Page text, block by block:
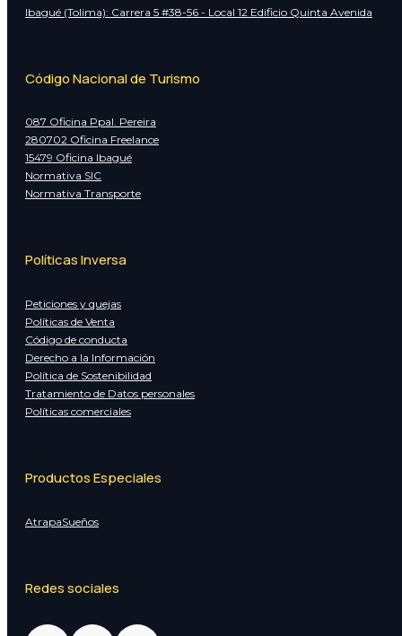
Ibagué (Tolima): Carrera 5 #38-56 - Local 12 Edificio Quinta Avenida
Código Nacional de Turismo
087 Oficina Ppal. Pereira
280702 Oficina Freelance
15479 Oficina Ibagué
Normativa SIC
Normativa Transporte
Políticas Inversa
Peticiones y quejas
Políticas de Venta
Código de conducta
Derecho a la Información
Política de Sostenibilidad
Tratamiento de Datos personales
Políticas comerciales
Productos Especiales
AtrapaSueños
Redes sociales